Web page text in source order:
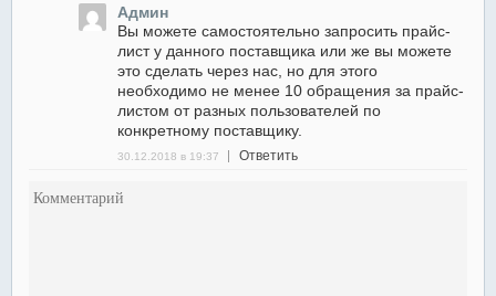
Админ
Вы можете самостоятельно запросить прайс-
лист у данного поставщика или же вы можете
это сделать через нас, но для этого
необходимо не менее 10 обращения за прайс-
листом от разных пользователей по
конкретному поставщику.
30.12.2018 в 19:37 Ответить